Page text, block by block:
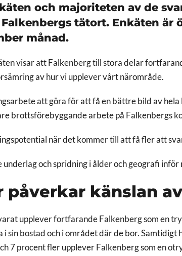
och majoriteten av de
tätort. Enkäten är
månad.
visar att Falkenberg till stora delar
av hur vi upplever vårt närområde.
att göra för att få en bättre bild av hela
brottsförebyggande arbete på Falkenbergs
när det kommer till att få fler att
och spridning i ålder och geografi inför
påverkar känslan
upplever fortfarande Falkenberg som en
i sin bostad och i området där de bor. Samtidigt
7 procent fler upplever Falkenberg som en